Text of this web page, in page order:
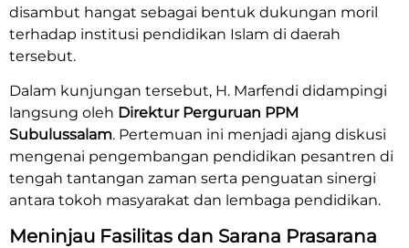
disambut hangat sebagai bentuk dukungan moril
terhadap institusi pendidikan Islam di daerah
tersebut.
Dalam kunjungan tersebut, H. Marfendi didampingi
langsung oleh Direktur Perguruan PPM
Subulussalam. Pertemuan ini menjadi ajang diskusi
mengenai pengembangan pendidikan pesantren di
tengah tantangan zaman serta penguatan sinergi
antara tokoh masyarakat dan lembaga pendidikan.
Meninjau Fasilitas dan Sarana Prasarana